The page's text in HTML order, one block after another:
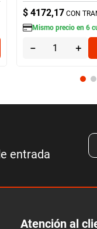
$ 4172,17 CON
Mismo precio en 6
＋
－
entrada
Atención al